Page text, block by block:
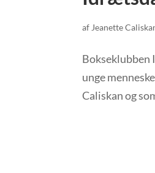
af Jeanette
Bokseklubben
unge
Caliskan og